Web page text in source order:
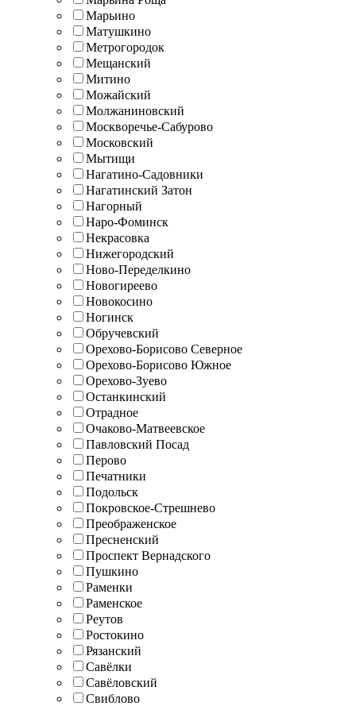
Марьино
Матушкино
Метрогородок
Мещанский
Митино
Можайский
Молжаниновский
Москворечье-Сабурово
Московский
Мытищи
Нагатино-Садовники
Нагатинский Затон
Нагорный
Наро-Фоминск
Некрасовка
Нижегородский
Ново-Переделкино
Новогиреево
Новокосино
Ногинск
Обручевский
Орехово-Борисово Северное
Орехово-Борисово Южное
Орехово-Зуево
Останкинский
Отрадное
Очаково-Матвеевское
Павловский Посад
Перово
Печатники
Подольск
Покровское-Стрешнево
Преображенское
Пресненский
Проспект Вернадского
Пушкино
Раменки
Раменское
Реутов
Ростокино
Рязанский
Савёлки
Савёловский
Свиблово